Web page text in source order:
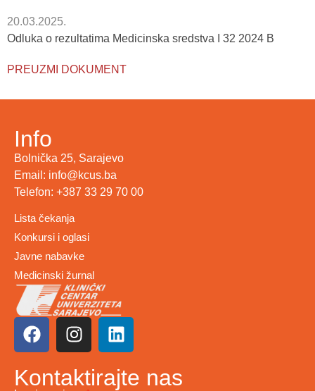
20.03.2025.
Odluka o rezultatima Medicinska sredstva I 32 2024 B
PREUZMI DOKUMENT
Info
Bolnička 25, Sarajevo
Email: info@kcus.ba
Telefon: +387 33 29 70 00
Lista čekanja
Konkursi i oglasi
Javne nabavke
Medicinski žurnal
Kontaktirajte nas